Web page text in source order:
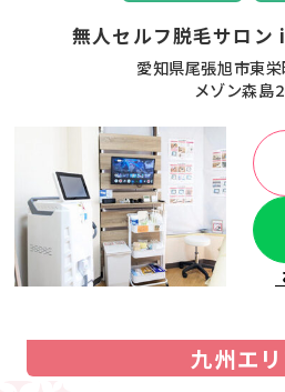
無人セルフ脱毛サロ
愛知県尾張旭市東
メゾン森島
九州エ